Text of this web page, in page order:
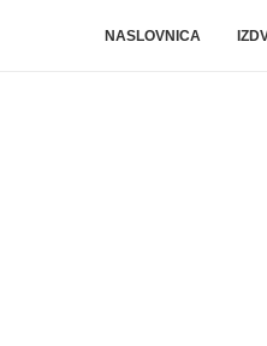
NASLOVNICA